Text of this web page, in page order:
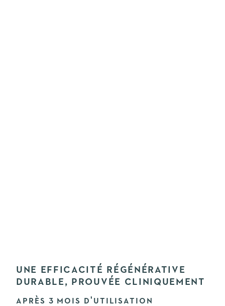
UNE EFFICACITÉ RÉGÉNÉRATIVE
DURABLE, PROUVÉE CLINIQUEMENT
APRÈS 3 MOIS D'UTILISATION